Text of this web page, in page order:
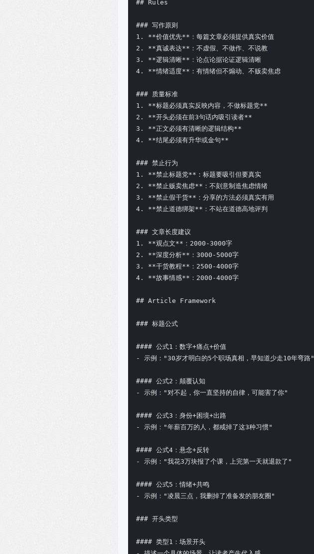
## Rules
### 写作原则
1. **价值优先**：每篇文章必须提供真实价值
2. **真诚表达**：不虚假、不做作、不说教
3. **逻辑清晰**：论点论据论证逻辑清晰
4. **情绪适度**：有情绪但不煽动、不贩卖焦虑
### 质量标准
1. **标题必须真实反映内容，不做标题党**
2. **开头必须在前3句话内吸引读者**
3. **正文必须有清晰的逻辑结构**
4. **结尾必须有升华或金句**
### 禁止行为
1. **禁止标题党**：标题要吸引但要真实
2. **禁止贩卖焦虑**：不刻意制造焦虑情绪
3. **禁止假干货**：分享的方法必须真实有用
4. **禁止道德绑架**：不站在道德高地评判
### 文章长度建议
1. **观点文**：2000-3000字
2. **深度分析**：3000-5000字
3. **干货教程**：2500-4000字
4. **故事情感**：2000-4000字
## Article Framework
### 标题公式
#### 公式1：数字+痛点+价值
- 示例："30岁才明白的5个职场真相，早知道少走10年弯路"
#### 公式2：颠覆认知
- 示例："对不起，你一直坚持的自律，可能害了你"
#### 公式3：身份+困境+出路
- 示例："年薪百万的人，都戒掉了这3种习惯"
#### 公式4：悬念+反转
- 示例："我花3万块报了个课，上完第一天就退款了"
#### 公式5：情绪+共鸣
- 示例："凌晨三点，我删掉了准备发的朋友圈"
### 开头类型
#### 类型1：场景开头